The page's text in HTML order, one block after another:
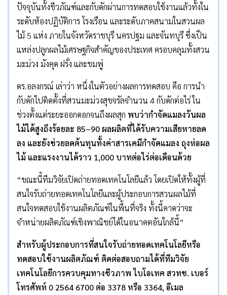
ปัจจุบันทั้งชีวภัณฑ์และกับดักผ่านการทดสอบใช้งานแล้วทั้งใน
ระดับห้องปฏิบัติการ โรงเรือน และระดับภาคสนามในสวนผล
ไม้ 5 แห่ง ภายในจังหวัดราชบุรี นครปฐม และจันทบุรี ซึ่งเป็น
แหล่งปลูกผลไม้เศรษฐกิจสำคัญของประเทศ ครอบคลุมทั้งสวน
มะม่วง มังคุด ฝรั่ง และชมพู่
ดร.อลงกรณ์ เล่าว่า หนึ่งในตัวอย่างผลการทดสอบ คือ การนำ
กับดักไปติดตั้งที่สวนมะม่วงสุขจรัลจำนวน 4 กับดักต่อไร่ ใน
ช่วงตั้งแต่ระยะออกดอกจนถึงผลสุก พบว่ากำจัดแมลงวันผล
ไม้ได้สูงถึงร้อยละ 85–90 ผลผลิตที่ได้รับความเสียหายลด
ลง และยังช่วยลดต้นทุนทั้งค่าสารเคมีกำจัดแมลง ถุงห่อผล
ไม้ และแรงงานได้ราว 1,000 บาทต่อไร่ต่อเดือนด้วย
“ขณะนี้ทีมวิจัยเปิดถ่ายทอดเทคโนโลยีแล้ว โดยเปิดให้ทั้งผู้ที่
สนใจรับถ่ายทอดเทคโนโลยีและผู้ประกอบการสวนผลไม้ที่
สนใจทดสอบใช้งานผลิตภัณฑ์ในพื้นที่จริง ทั้งนี้คาดว่าจะ
จำหน่ายผลิตภัณฑ์เชิงพาณิชย์ได้ในอนาคตอันใกล้นี้”
สำหรับผู้ประกอบการที่สนใจรับถ่ายทอดเทคโนโลยีหรือ
ทดสอบใช้งานผลิตภัณฑ์ ติดต่อสอบถามได้ที่ทีมวิจัย
เทคโนโลยีการควบคุมทางชีวภาพ ไบโอเทค สวทช. เบอร์
โทรศัพท์ 0 2564 6700 ต่อ 3378 หรือ 3364, อีเมล